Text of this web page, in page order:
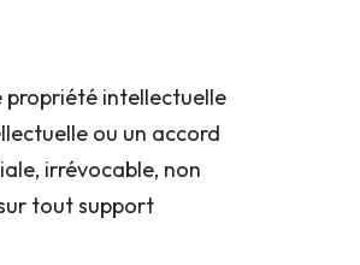
propriété intellectuelle
ou un accord
irrévocable, non
tout support